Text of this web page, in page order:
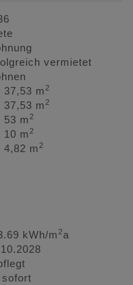
vermietet
37,53 m2
37,53 m2
53 m2
10 m2
4,82 m2
kWh/m2a
sofort